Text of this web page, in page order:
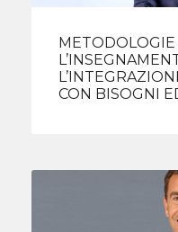
CON BISOGNI